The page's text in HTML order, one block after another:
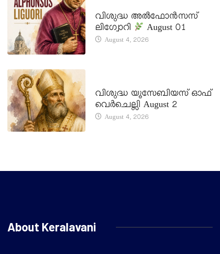
വിശുദ്ധ അൽഫോൻസസ്
ലിഗ്വോറി
August 01
August 4, 2026
വിശുദ്ധ യൂസേബിയസ് ഓഫ്
വെർചെല്ലി August 2
August 4, 2026
About Keralavani